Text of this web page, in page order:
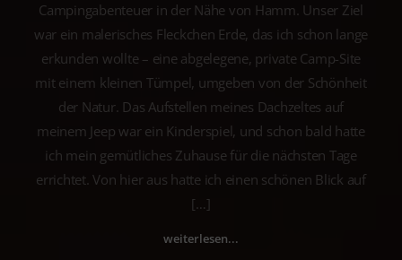
Campingabenteuer in der Nähe von Hamm. Unser Ziel
war ein malerisches Fleckchen Erde, das ich schon lange
erkunden wollte – eine abgelegene, private Camp-Site
mit einem kleinen Tümpel, umgeben von der Schönheit
der Natur. Das Aufstellen meines Dachzeltes auf
meinem Jeep war ein Kinderspiel, und schon bald hatte
ich mein gemütliches Zuhause für die nächsten Tage
errichtet. Von hier aus hatte ich einen schönen Blick auf
[…]
weiterlesen...